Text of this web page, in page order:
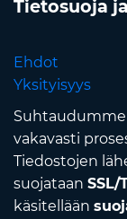
Tietosuoja
Ehdot
Yksityisyys
vakavasti
Tiedostojen
suojataan SSL/
käsitellään